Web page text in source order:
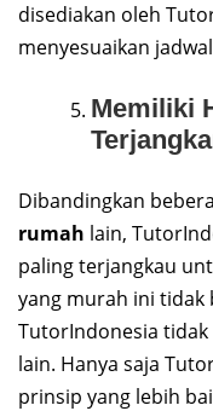
disediakan oleh
menyesuaikan
Memiliki
Dibandingkan
rumah lain,
paling terjangkau
yang murah ini
TutorIndonesia
lain. Hanya saja
prinsip yang lebih